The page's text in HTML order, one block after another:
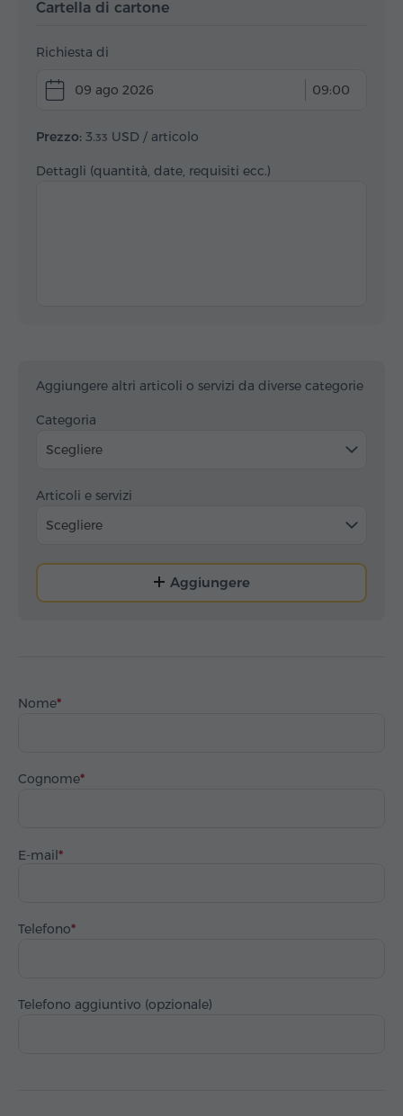
Cartella di cartone
Richiesta di
09 ago 2026 09:00
Prezzo: 3.33 USD / articolo
Dettagli (quantità, date, requisiti ecc.)
Aggiungere altri articoli o servizi da diverse categorie
Categoria
Scegliere
Articoli e servizi
Scegliere
Aggiungere
Nome
Cognome
E-mail
Telefono
Telefono aggiuntivo (opzionale)